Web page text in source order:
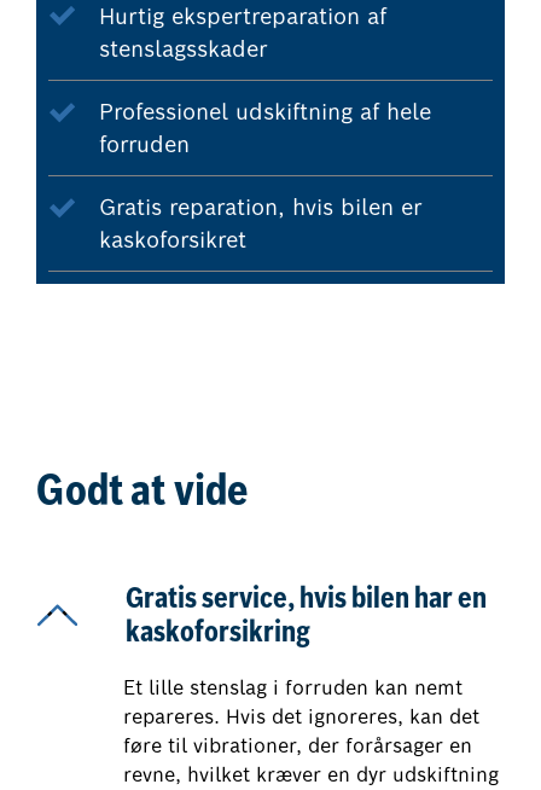
Hurtig ekspertreparation af
stenslagsskader
Professionel udskiftning af hele
forruden
Gratis reparation, hvis bilen er
kaskoforsikret
Godt at vide
Gratis service, hvis bilen har en
kaskoforsikring
Et lille stenslag i forruden kan nemt
repareres. Hvis det ignoreres, kan det
føre til vibrationer, der forårsager en
revne, hvilket kræver en dyr udskiftning